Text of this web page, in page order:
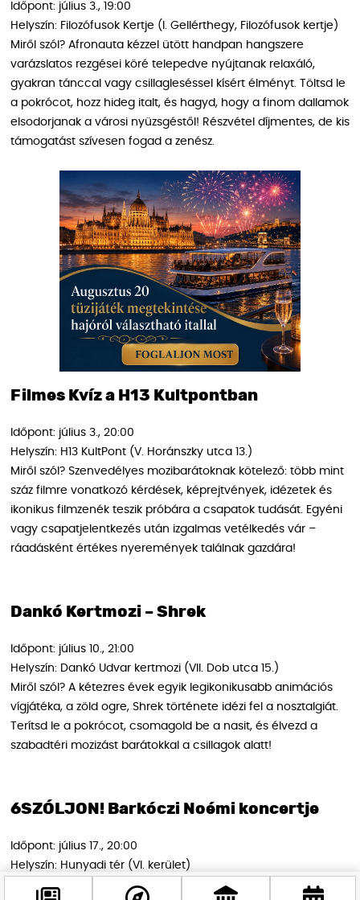
Időpont: július 3., 19:00
Helyszín: Filozófusok Kertje (I. Gellérthegy, Filozófusok kertje)
Miről szól? Afronauta kézzel ütött handpan hangszere
varázslatos rezgései köré telepedve nyújtanak relaxáló,
gyakran tánccal vagy csillagleséssel kísért élményt. Töltsd le
a pokrócot, hozz hideg italt, és hagyd, hogy a finom dallamok
elsodorjanak a városi nyüzsgéstől! Részvétel díjmentes, de kis
támogatást szívesen fogad a zenész.
Filmes Kvíz a H13 Kultpontban
Időpont: július 3., 20:00
Helyszín: H13 KultPont (V. Horánszky utca 13.)
Miről szól? Szenvedélyes mozibarátoknak kötelező: több mint
száz filmre vonatkozó kérdések, képrejtvények, idézetek és
ikonikus filmzenék teszik próbára a csapatok tudását. Egyéni
vagy csapatjelentkezés után izgalmas vetélkedés vár –
ráadásként értékes nyeremények találnak gazdára!
Dankó Kertmozi – Shrek
Időpont: július 10., 21:00
Helyszín: Dankó Udvar kertmozi (VII. Dob utca 15.)
Miről szól? A kétezres évek egyik legikonikusabb animációs
vígjátéka, a zöld ogre, Shrek története idézi fel a nosztalgiát.
Terítsd le a pokrócot, csomagold be a nasit, és élvezd a
szabadtéri mozizást barátokkal a csillagok alatt!
6SZÓLJON! Barkóczi Noémi koncertje
Időpont: július 17., 20:00
Helyszín: Hunyadi tér (VI. kerület)
Miről szól? A lendületes fiatal énekesnő és zenekara – a